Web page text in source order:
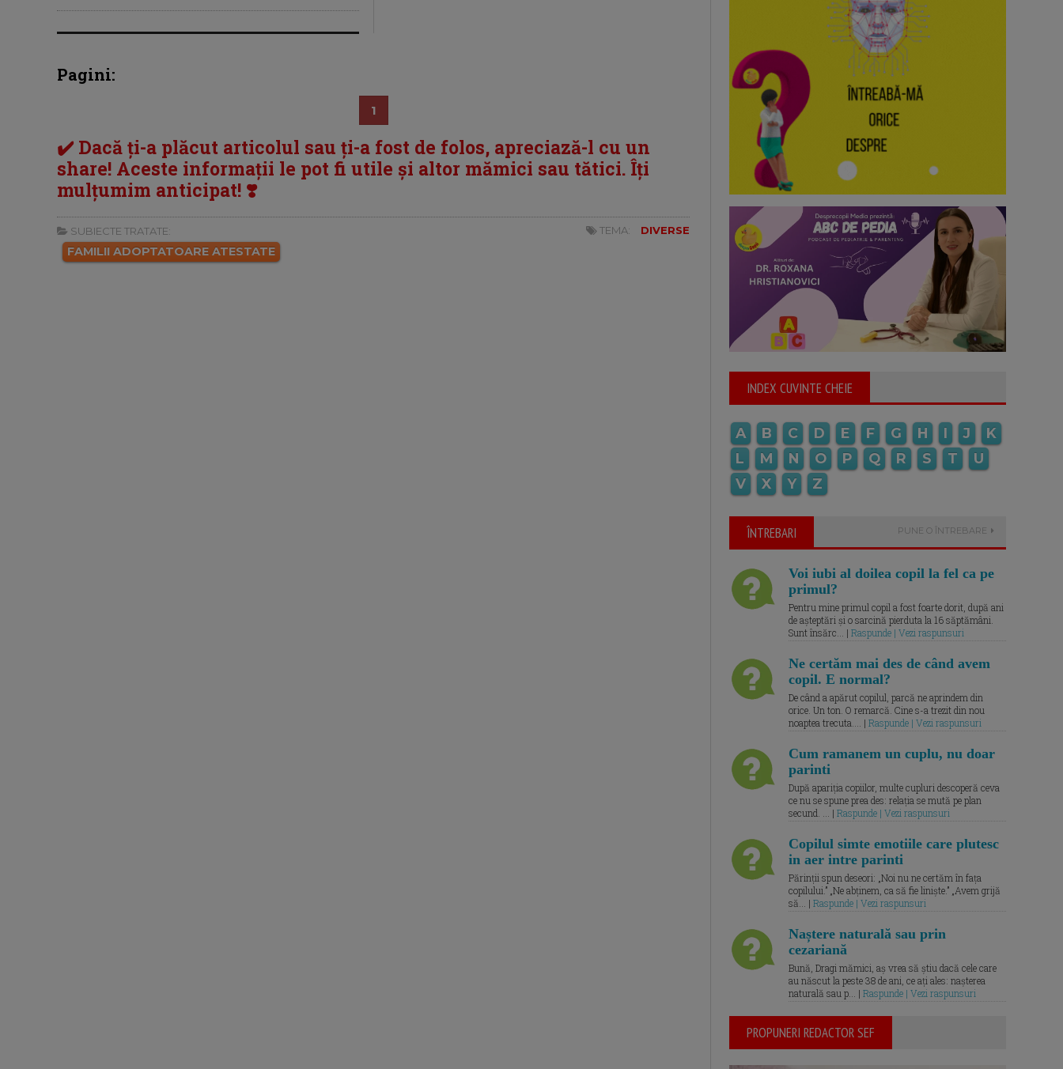
Pagini:
1
✔️ Dacă ți-a plăcut articolul sau ți-a fost de folos, apreciază-l cu un
share! Aceste informații le pot fi utile și altor mămici sau tătici. Îți
mulțumim anticipat! ❣️
SUBIECTE TRATATE:
FAMILII ADOPTATOARE ATESTATE
TEMA: DIVERSE
INDEX CUVINTE CHEIE
A B C D E F G H I J
K
L
M N O P Q R S T
U
V
X Y Z
ÎNTREBARI PUNE O ÎNTREBARE
Voi iubi al doilea copil la fel ca pe
primul?
Pentru mine primul copil a fost foarte dorit, după ani
de așteptări și o sarcină pierduta la 16 săptămâni.
Sunt însărc... | Raspunde | Vezi raspunsuri
Ne certăm mai des de când avem
copil. E normal?
De când a apărut copilul, parcă ne aprindem din
orice. Un ton. O remarcă. Cine s-a trezit din nou
noaptea trecuta.... | Raspunde | Vezi raspunsuri
Cum ramanem un cuplu, nu doar
parinti
După apariția copiilor, multe cupluri descoperă ceva
ce nu se spune prea des: relația se mută pe plan
secund. ... | Raspunde | Vezi raspunsuri
Copilul simte emotiile care plutesc
in aer intre parinti
Părinții spun deseori: „Noi nu ne certăm în fața
copilului.” „Ne abținem, ca să fie liniște.” „Avem grijă
să... | Raspunde | Vezi raspunsuri
Naștere naturală sau prin
cezariană
Bună, Dragi mămici, aș vrea să știu dacă cele care
au născut la peste 38 de ani, ce ați ales: nașterea
naturală sau p... | Raspunde | Vezi raspunsuri
PROPUNERI REDACTOR SEF